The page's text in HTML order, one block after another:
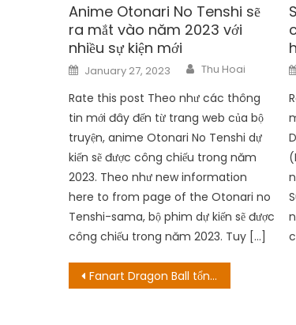
Anime Otonari No Tenshi sẽ
ra mắt vào năm 2023 với
nhiều sự kiện mới
Posted
on
January 27, 2023 Author
Thu Hoai
Rate this post Theo như các thông
tin mới đây đến từ trang web của bộ
truyện, anime Otonari No Tenshi dự
kiến ​​sẽ được công chiếu trong năm
2023. Theo như new information
here to from page of the Otonari no
Tenshi-sama, bộ phim dự kiến ​​sẽ được
công chiếu trong năm 2023. Tuy […]
Post
Fanart Dragon Ball tổng hợp nhưng theo những phong cách kỳ lạ gây hoang mang người hâm mộ